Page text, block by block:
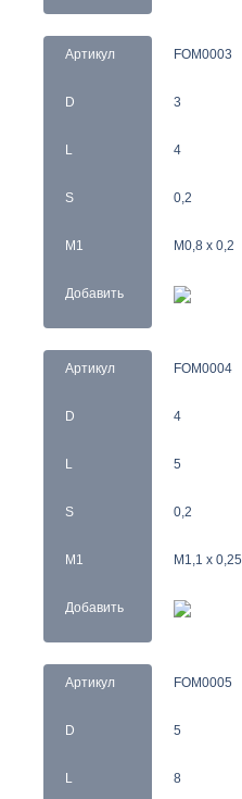
Артикул
D
L
S
M1
Добавить
FOM0003
3
4
0,2
M0,8 x 0,2
Артикул
D
L
S
M1
Добавить
FOM0004
4
5
0,2
M1,1 x 0,25
Артикул
D
L
FOM0005
5
8